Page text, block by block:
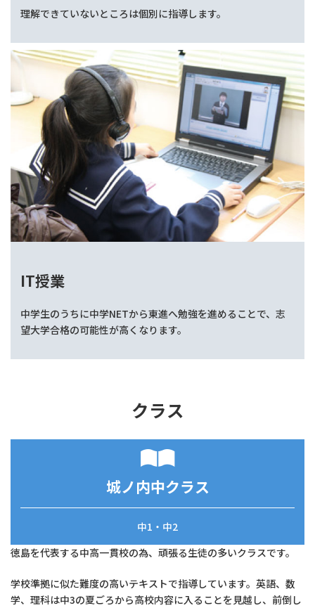
理解できていないところは個別に指導します。
IT授業
中学生のうちに中学NETから東進へ勉強を進めることで、志
望大学合格の可能性が高くなります。
クラス
城ノ内中クラス
中1・中2
徳島を代表する中高一貫校の為、頑張る生徒の多いクラスです。
学校準拠に似た難度の高いテキストで指導しています。英語、数
学、理科は中3の夏ごろから高校内容に入ることを見越し、前倒し